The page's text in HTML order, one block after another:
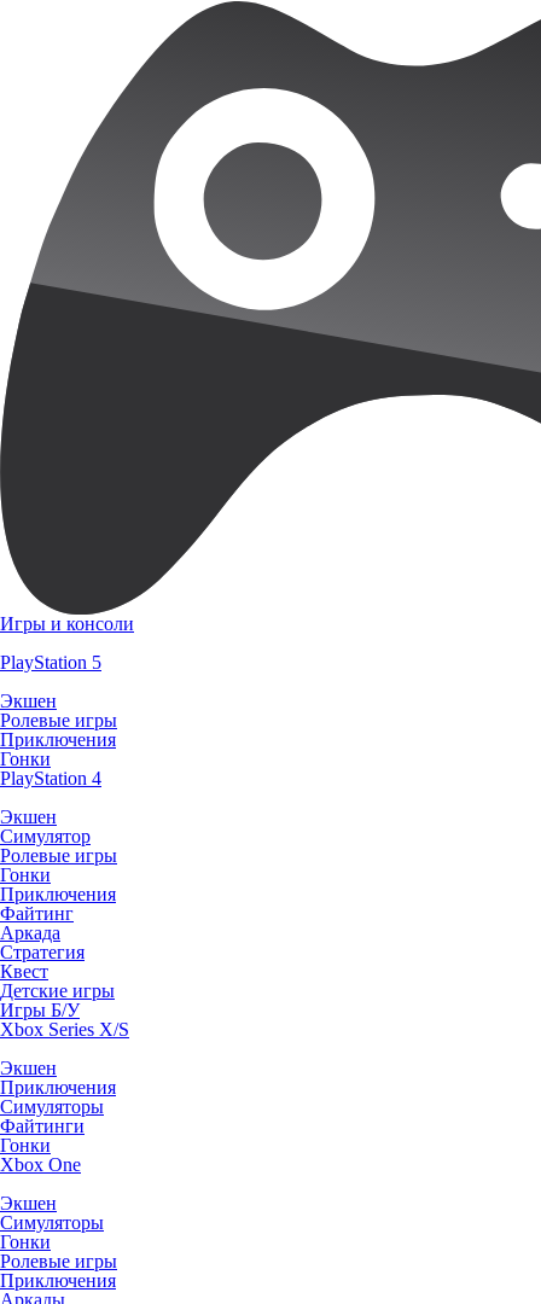
Игры и консоли
PlayStation 5
Экшен
Ролевые игры
Приключения
Гонки
PlayStation 4
Экшен
Симулятор
Ролевые игры
Гонки
Приключения
Файтинг
Аркада
Стратегия
Квест
Детские игры
Игры Б/У
Xbox Series X/S
Экшен
Приключения
Симуляторы
Файтинги
Гонки
Xbox One
Экшен
Симуляторы
Гонки
Ролевые игры
Приключения
Аркады